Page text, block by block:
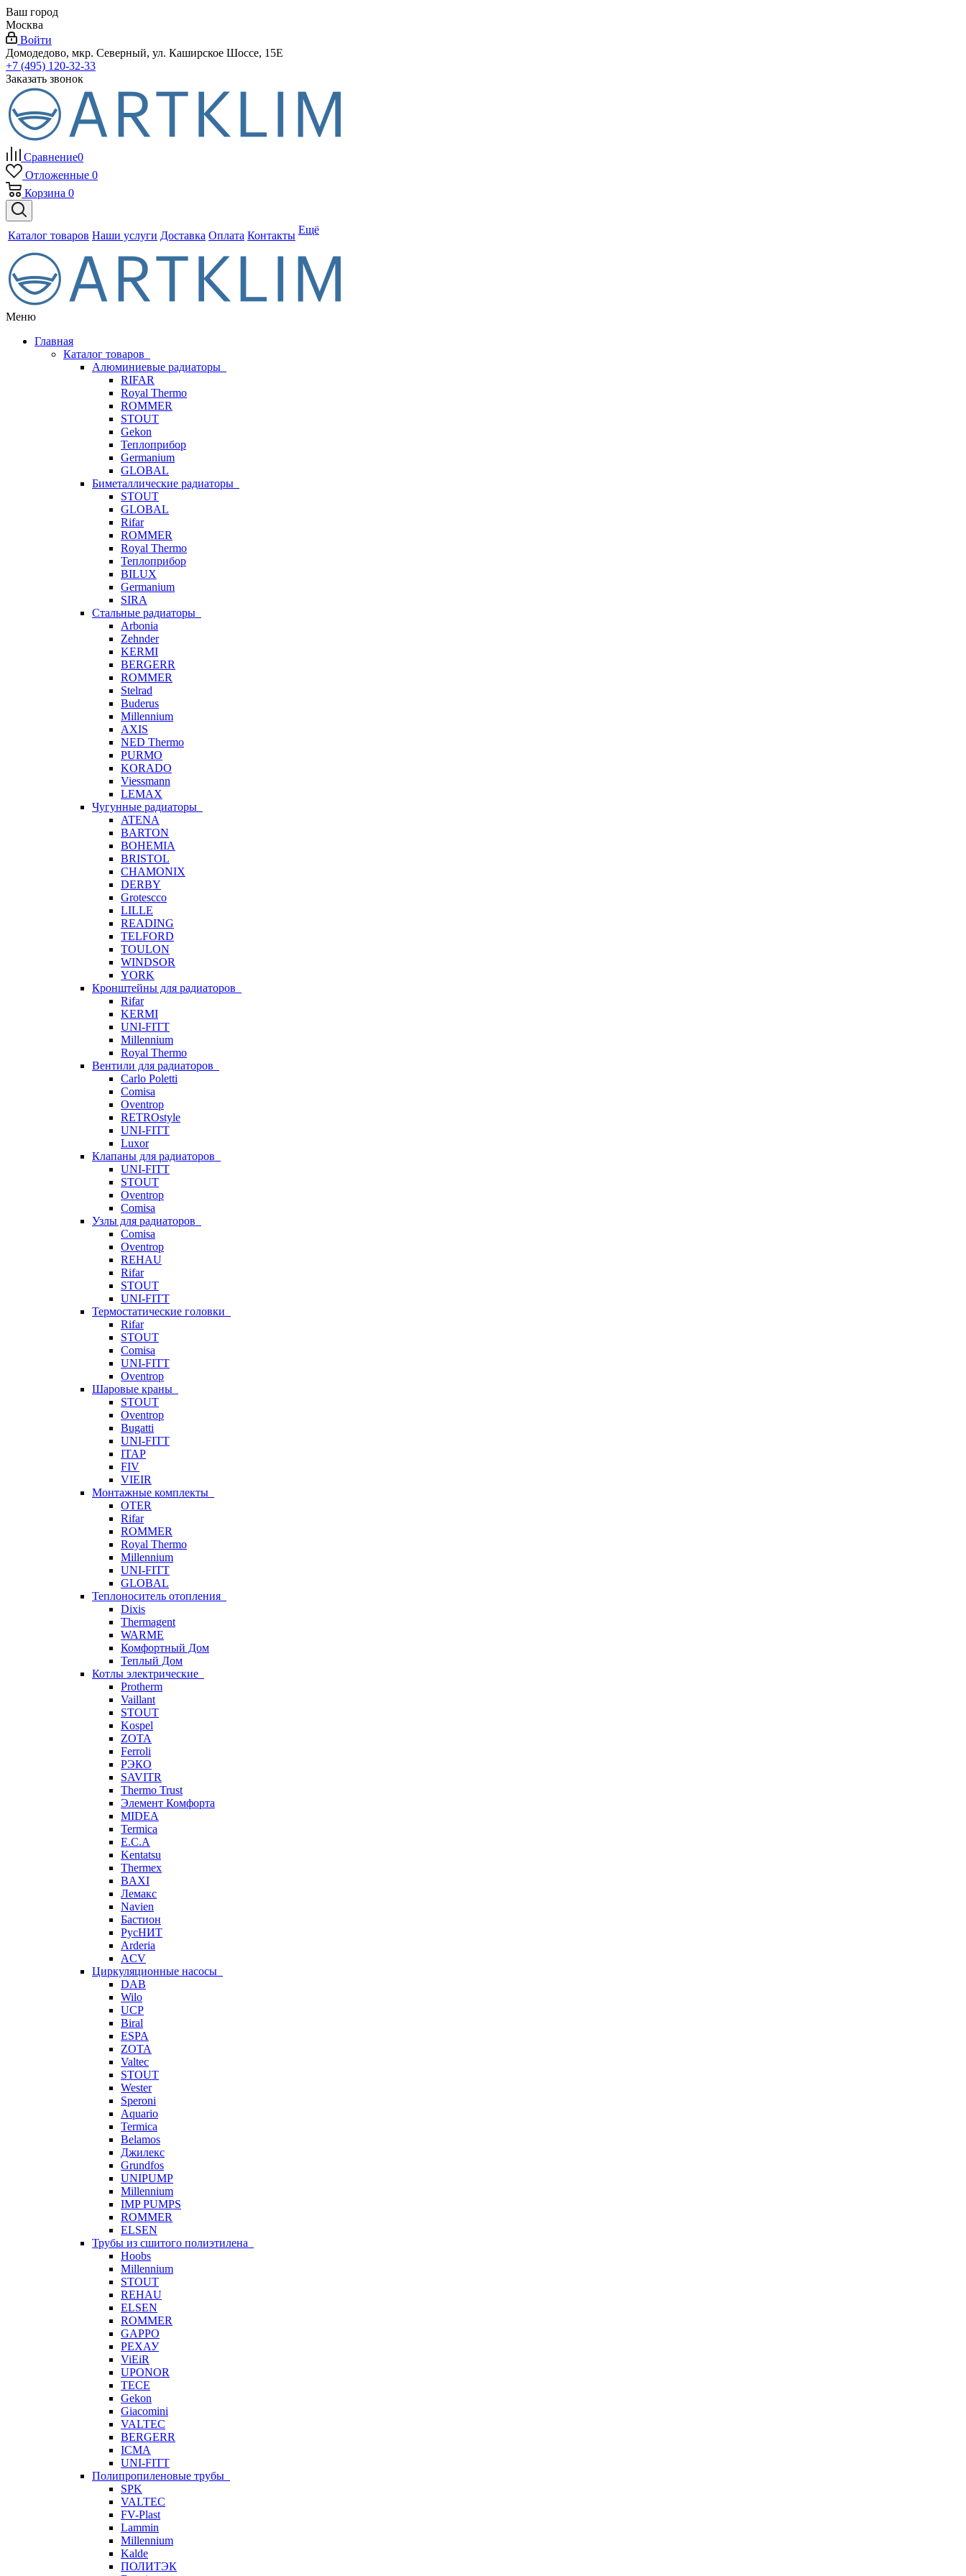
Ваш город
Москва
Войти
Домодедово, мкр. Северный, ул. Каширское Шоссе, 15Е
+7 (495) 120-32-33
Заказать звонок
Сравнение0
Отложенные 0
Корзина 0
Каталог товаров Наши услуги Доставка Оплата Контакты Ещё
Меню
Главная
Каталог товаров
Алюминиевые радиаторы
RIFAR
Royal Thermo
ROMMER
STOUT
Gekon
Теплоприбор
Germanium
GLOBAL
Биметаллические радиаторы
STOUT
GLOBAL
Rifar
ROMMER
Royal Thermo
Теплоприбор
BILUX
Germanium
SIRA
Стальные радиаторы
Arbonia
Zehnder
KERMI
BERGERR
ROMMER
Stelrad
Buderus
Millennium
AXIS
NED Thermo
PURMO
KORADO
Viessmann
LEMAX
Чугунные радиаторы
ATENA
BARTON
BOHEMIA
BRISTOL
CHAMONIX
DERBY
Grotescco
LILLE
READING
TELFORD
TOULON
WINDSOR
YORK
Кронштейны для радиаторов
Rifar
KERMI
UNI-FITT
Millennium
Royal Thermo
Вентили для радиаторов
Carlo Poletti
Comisa
Oventrop
RETROstyle
UNI-FITT
Luxor
Клапаны для радиаторов
UNI-FITT
STOUT
Oventrop
Comisa
Узлы для радиаторов
Comisa
Oventrop
REHAU
Rifar
STOUT
UNI-FITT
Термостатические головки
Rifar
STOUT
Comisa
UNI-FITT
Oventrop
Шаровые краны
STOUT
Oventrop
Bugatti
UNI-FITT
ITAP
FIV
VIEIR
Монтажные комплекты
OTER
Rifar
ROMMER
Royal Thermo
Millennium
UNI-FITT
GLOBAL
Теплоноситель отопления
Dixis
Thermagent
WARME
Комфортный Дом
Теплый Дом
Котлы электрические
Protherm
Vaillant
STOUT
Kospel
ZOTA
Ferroli
РЭКО
SAVITR
Thermo Trust
Элемент Комфорта
MIDEA
Termica
E.C.A
Kentatsu
Thermex
BAXI
Лемакс
Navien
Бастион
РусНИТ
Arderia
ACV
Циркуляционные насосы
DAB
Wilo
UCP
Biral
ESPA
ZOTA
Valtec
STOUT
Wester
Speroni
Aquario
Termica
Belamos
Джилекс
Grundfos
UNIPUMP
Millennium
IMP PUMPS
ROMMER
ELSEN
Трубы из сшитого полиэтилена
Hoobs
Millennium
STOUT
REHAU
ELSEN
ROMMER
GAPPO
РЕХАУ
ViEiR
UPONOR
TECE
Gekon
Giacomini
VALTEC
BERGERR
ICMA
UNI-FITT
Полипропиленовые трубы
SPK
VALTEC
FV-Plast
Lammin
Millennium
Kalde
ПОЛИТЭК